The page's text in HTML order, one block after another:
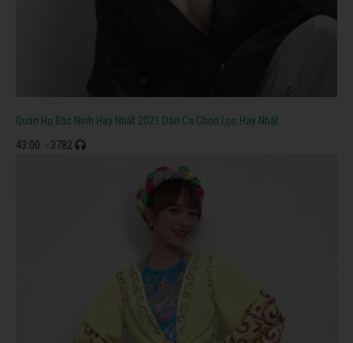
Quan Họ Bắc Ninh Hay Nhất 2021 Dân Ca Chọn Lọc Hay Nhất
43:00 - 3782